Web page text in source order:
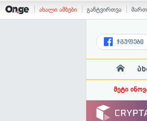
ახალი ამბები განტვირთვა
ჯგუფები
მეტი